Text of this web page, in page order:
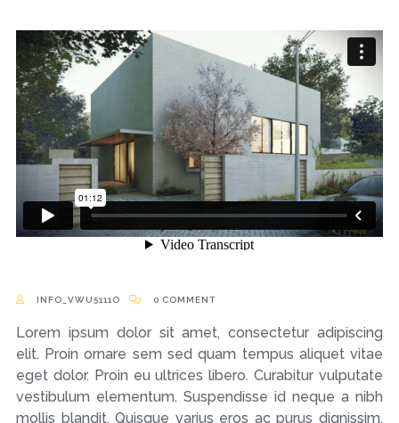
INFO_VWU5111O 0 COMMENT
Lorem ipsum dolor sit amet, consectetur adipiscing
elit. Proin ornare sem sed quam tempus aliquet vitae
eget dolor. Proin eu ultrices libero. Curabitur vulputate
vestibulum elementum. Suspendisse id neque a nibh
mollis blandit. Quisque varius eros ac purus dignissim.